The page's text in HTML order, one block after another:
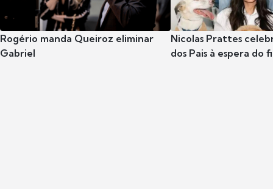
Rogério manda Queiroz eliminar
Gabriel
Nicolas Prattes
dos Pais à espera do